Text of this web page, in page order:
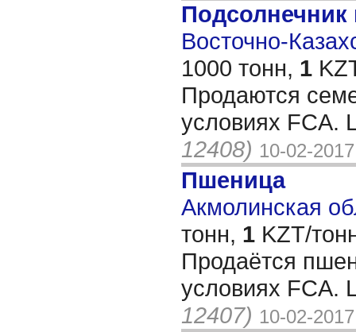
Восточно-
1000 тонн, 1
Продаются
условиях FCA.
12408) 10-02-2017
Пшеница
Акмолинская
тонн, 1 KZT/
Продаётся
условиях FCA.
12407) 10-02-2017